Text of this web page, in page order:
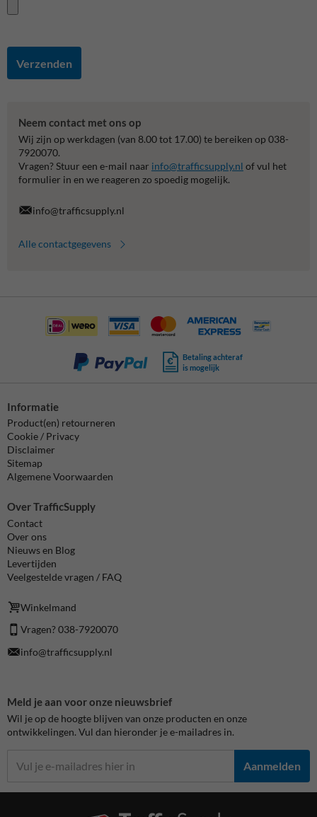
Verzenden
Neem contact met ons op
Wij zijn op werkdagen (van 8.00 tot 17.00) te bereiken op 038-
7920070.
Vragen? Stuur een e-mail naar info@trafficsupply.nl of vul het
formulier in en we reageren zo spoedig mogelijk.
info@trafficsupply.nl
Alle contactgegevens
Betaling achteraf
is mogelijk
Informatie
Product(en) retourneren
Cookie / Privacy
Disclaimer
Sitemap
Algemene Voorwaarden
Over TrafficSupply
Contact
Over ons
Nieuws en Blog
Levertijden
Veelgestelde vragen / FAQ
Winkelmand
Vragen? 038-7920070
info@trafficsupply.nl
Meld je aan voor onze nieuwsbrief
Wil je op de hoogte blijven van onze producten en onze
ontwikkelingen. Vul dan hieronder je e-mailadres in.
Aanmelden